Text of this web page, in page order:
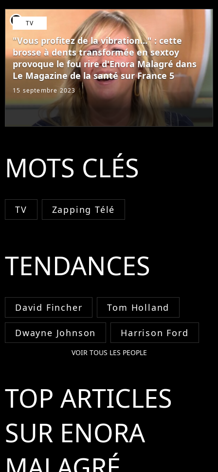
player2 TV
"Vous profitez de la vibration..." : cette
brosse à dents transformée en sextoy
provoque le fou rire d'Enora Malagré dans
Le Magazine de la santé sur France 5
15 septembre 2023
MOTS CLÉS
TV Zapping Télé
TENDANCES
David Fincher Tom Holland
Dwayne Johnson Harrison Ford
VOIR TOUS LES PEOPLE
TOP ARTICLES
SUR ENORA